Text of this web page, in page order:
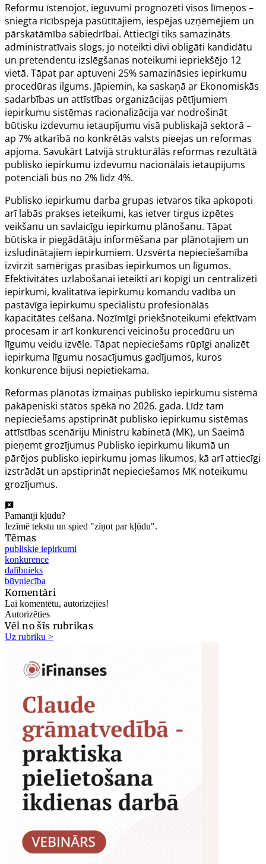
Reformu īstenojot, ieguvumi prognozēti visos līmeņos –
sniegta rīcībspēja pasūtītājiem, iespējas uzņēmējiem un
pārskatāmība sabiedrībai. Attiecīgi tiks samazināts
administratīvais slogs, jo noteikti divi obligāti kandidātu
un pretendentu izslēgšanas noteikumi iepriekšējo 12
vietā. Tāpat par aptuveni 25% samazināsies iepirkumu
procedūras ilgums. Jāpiemin, ka saskaņā ar Ekonomiskās
sadarbības un attīstības organizācijas pētījumiem
iepirkumu sistēmas racionalizācija var nodrošināt
būtisku izdevumu ietaupījumu visā publiskajā sektorā –
ap 7% atkarībā no konkrētās valsts pieejas un reformas
apjoma. Savukārt Latvijā strukturālās reformas rezultātā
publisko iepirkumu izdevumu nacionālais ietaupījums
potenciāli būs no 2% līdz 4%.
Publisko iepirkumu darba grupas ietvaros tika apkopoti
arī labās prakses ieteikumi, kas ietver tirgus izpētes
veikšanu un savlaicīgu iepirkumu plānošanu. Tāpat
būtiska ir piegādātāju informēšana par plānotajiem un
izsludinātajiem iepirkumiem. Uzsvērta nepieciešamība
izvirzīt samērīgas prasības iepirkumos un līgumos.
Efektivitātes uzlabošanai ieteikti arī kopīgi un centralizēti
iepirkumi, kvalitatīva iepirkumu komandu vadība un
pastāvīga iepirkumu speciālistu profesionālās
kapacitātes celšana. Nozīmīgi priekšnoteikumi efektīvam
procesam ir arī konkurenci veicinošu procedūru un
līgumu veidu izvēle. Tāpat nepieciešams rūpīgi analizēt
iepirkuma līgumu nosacījumus gadījumos, kuros
konkurence bijusi nepietiekama.
Reformas plānotās izmaiņas publisko iepirkumu sistēmā
pakāpeniski stātos spēkā no 2026. gada. Līdz tam
nepieciešams apstiprināt publisko iepirkumu sistēmas
attīstības scenāriju Ministru kabinetā (MK), un Saeimā
pieņemt grozījumus Publisko iepirkumu likumā un
pārējos publisko iepirkumu jomas likumos, kā arī attiecīgi
izstrādāt un apstiprināt nepieciešamos MK noteikumu
grozījumus.
Pamanīji kļūdu?
Iezīmē tekstu un spied "ziņot par kļūdu".
Tēmas
publiskie iepirkumi
konkurence
dalībnieks
būvniecība
Komentāri
Lai komentētu, autorizējies!
Autorizēties
Vēl no šīs rubrikas
Uz rubriku >